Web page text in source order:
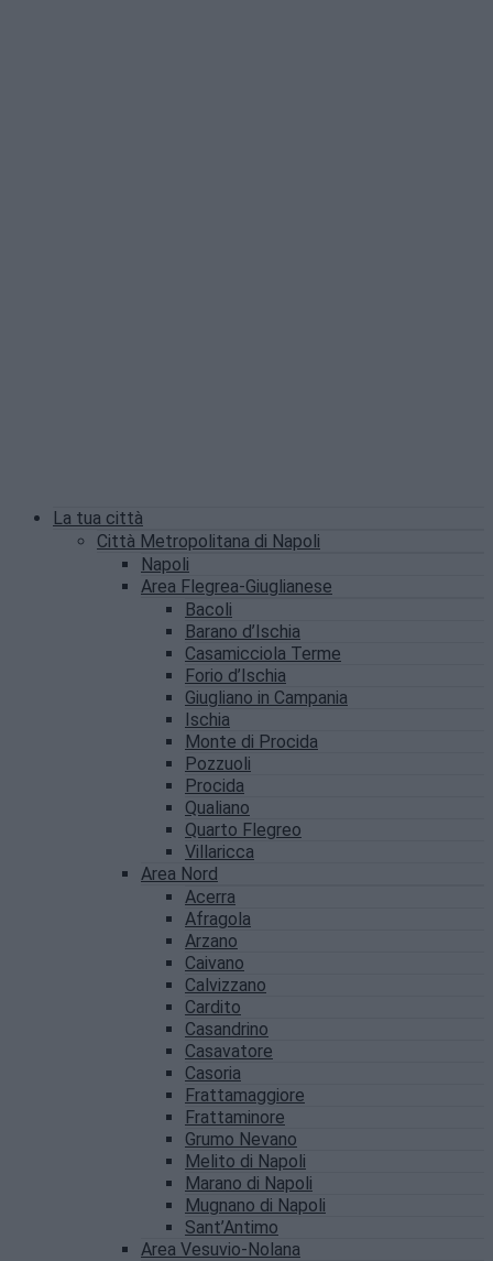
La tua città
Città Metropolitana di Napoli
Napoli
Area Flegrea-Giuglianese
Bacoli
Barano d’Ischia
Casamicciola Terme
Forio d’Ischia
Giugliano in Campania
Ischia
Monte di Procida
Pozzuoli
Procida
Qualiano
Quarto Flegreo
Villaricca
Area Nord
Acerra
Afragola
Arzano
Caivano
Calvizzano
Cardito
Casandrino
Casavatore
Casoria
Frattamaggiore
Frattaminore
Grumo Nevano
Melito di Napoli
Marano di Napoli
Mugnano di Napoli
Sant’Antimo
Area Vesuvio-Nolana